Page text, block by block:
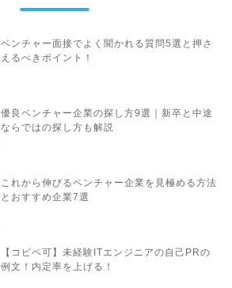
ベンチャー面接でよく聞かれる質問5選と押さ
えるべきポイント！
優良ベンチャー企業の探し方9選｜新卒と中途
ならではの探し方も解説
これから伸びるベンチャー企業を見極める方法
とおすすめ企業7選
【コピペ可】未経験ITエンジニアの自己PRの
例文！内定率を上げる！